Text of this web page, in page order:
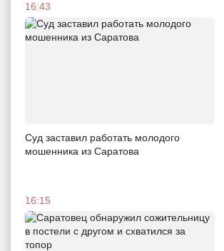
16:43
Суд заставил работать молодого
мошенника из Саратова
16:15